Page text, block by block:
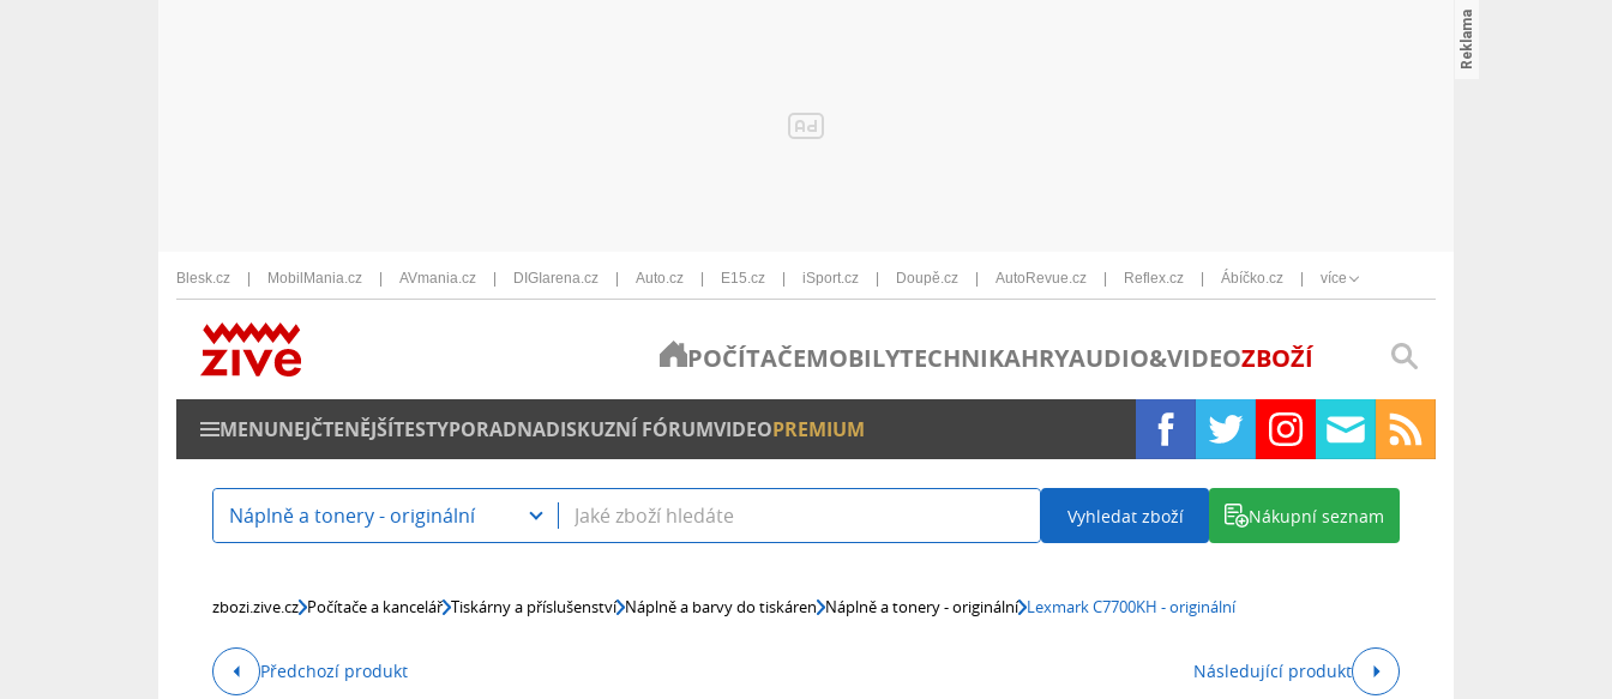
Blesk.cz MobilMania.cz AVmania.cz DIGIarena.cz Auto.cz E15.cz iSport.cz Doupě.cz AutoRevue.cz Reflex.cz Ábíčko.cz více
POČÍTAČEMOBILYTECHNIKAHRYAUDIO&VIDEOZBOŽÍ
MENUNEJČTENĚJŠÍTESTYPORADNADISKUZNÍ FÓRUMVIDEOPREMIUM
Náplně a tonery - originální Vyhledat zboží Nákupní seznam
zbozi.zive.cz Počítače a kancelář Tiskárny a příslušenství Náplně a barvy do tiskáren Náplně a tonery - originální Lexmark C7700KH - originální
Předchozí produkt Následující produkt